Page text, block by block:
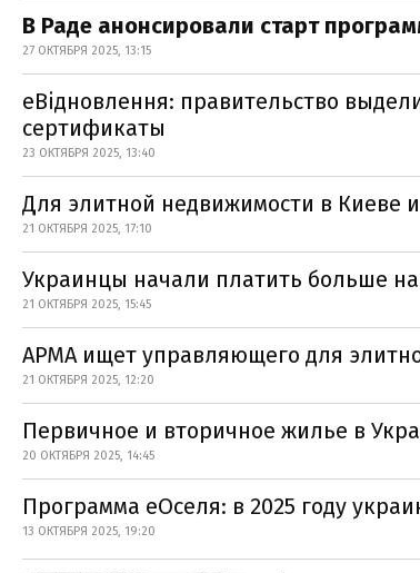
В Раде анонсировали старт
27 ОКТЯБРЯ 2025, 13:15
еВідновлення: правительство
сертификаты
23 ОКТЯБРЯ 2025, 13:40
Для элитной недвижимости в Киеве
21 ОКТЯБРЯ 2025, 17:10
Украинцы начали платить больше
21 ОКТЯБРЯ 2025, 15:45
АРМА ищет управляющего для
21 ОКТЯБРЯ 2025, 12:20
Первичное и вторичное жилье в
20 ОКТЯБРЯ 2025, 14:45
Программа еОселя: в 2025 году
13 ОКТЯБРЯ 2025, 19:20